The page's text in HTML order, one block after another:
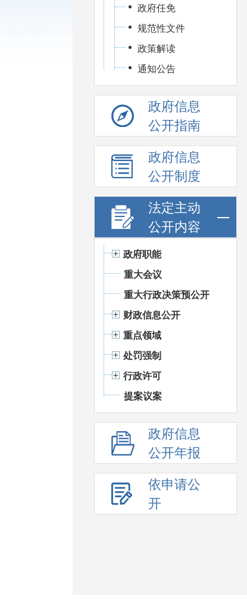
政府任免
规范性文件
政策解读
通知公告
政府信息
公开指南
政府信息
公开制度
法定主动
公开内容
政府职能
重大会议
重大行政决策预公开
财政信息公开
重点领域
处罚强制
行政许可
提案议案
政府信息
公开年报
依申请公
开